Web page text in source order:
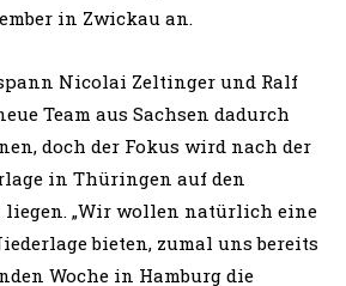
in Zwickau an.
Nicolai Zeltinger und Ralf
Team aus Sachsen dadurch
doch der Fokus wird nach der
in Thüringen auf den
liegen. „Wir wollen natürlich eine
bieten, zumal uns bereits
Woche in Hamburg die